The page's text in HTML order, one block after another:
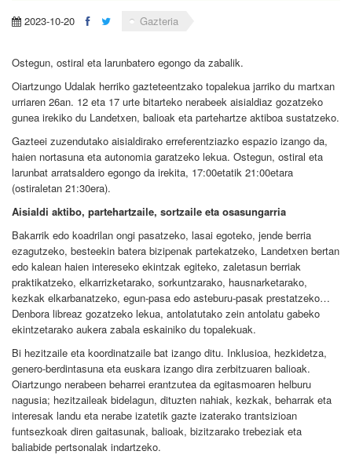
2023-10-20 Gazteria
Ostegun, ostiral eta larunbatero egongo da zabalik.
Oiartzungo Udalak herriko gazteteentzako topalekua jarriko du martxan
urriaren 26an. 12 eta 17 urte bitarteko nerabeek aisialdiaz gozatzeko
gunea irekiko du Landetxen, balioak eta partehartze aktiboa sustatzeko.
Gazteei zuzendutako aisialdirako erreferentziazko espazio izango da,
haien nortasuna eta autonomia garatzeko lekua. Ostegun, ostiral eta
larunbat arratsaldero egongo da irekita, 17:00etatik 21:00etara
(ostiraletan 21:30era).
Aisialdi aktibo, partehartzaile, sortzaile eta osasungarria
Bakarrik edo koadrilan ongi pasatzeko, lasai egoteko, jende berria
ezagutzeko, besteekin batera bizipenak partekatzeko, Landetxen bertan
edo kalean haien intereseko ekintzak egiteko, zaletasun berriak
praktikatzeko, elkarrizketarako, sorkuntzarako, hausnarketarako,
kezkak elkarbanatzeko, egun-pasa edo asteburu-pasak prestatzeko…
Denbora libreaz gozatzeko lekua, antolatutako zein antolatu gabeko
ekintzetarako aukera zabala eskainiko du topalekuak.
Bi hezitzaile eta koordinatzaile bat izango ditu. Inklusioa, hezkidetza,
genero-berdintasuna eta euskara izango dira zerbitzuaren balioak.
Oiartzungo nerabeen beharrei erantzutea da egitasmoaren helburu
nagusia; hezitzaileak bidelagun, dituzten nahiak, kezkak, beharrak eta
interesak landu eta nerabe izatetik gazte izaterako trantsizioan
funtsezkoak diren gaitasunak, balioak, bizitzarako trebeziak eta
baliabide pertsonalak indartzeko.